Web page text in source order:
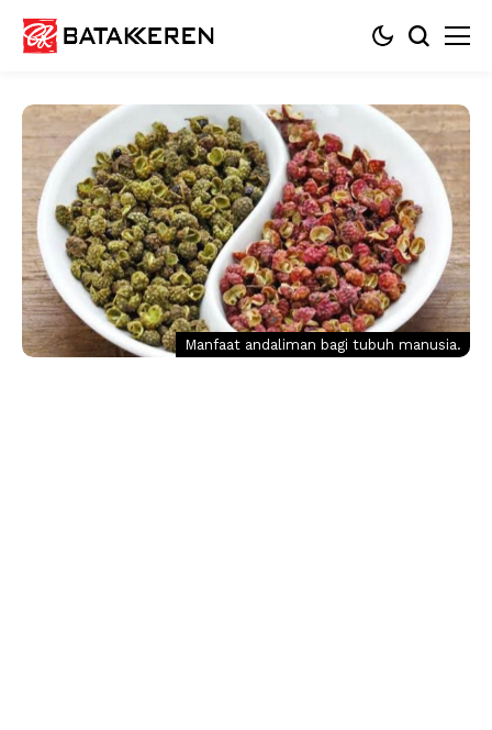
Manfaat andaliman bagi tubuh manusia.